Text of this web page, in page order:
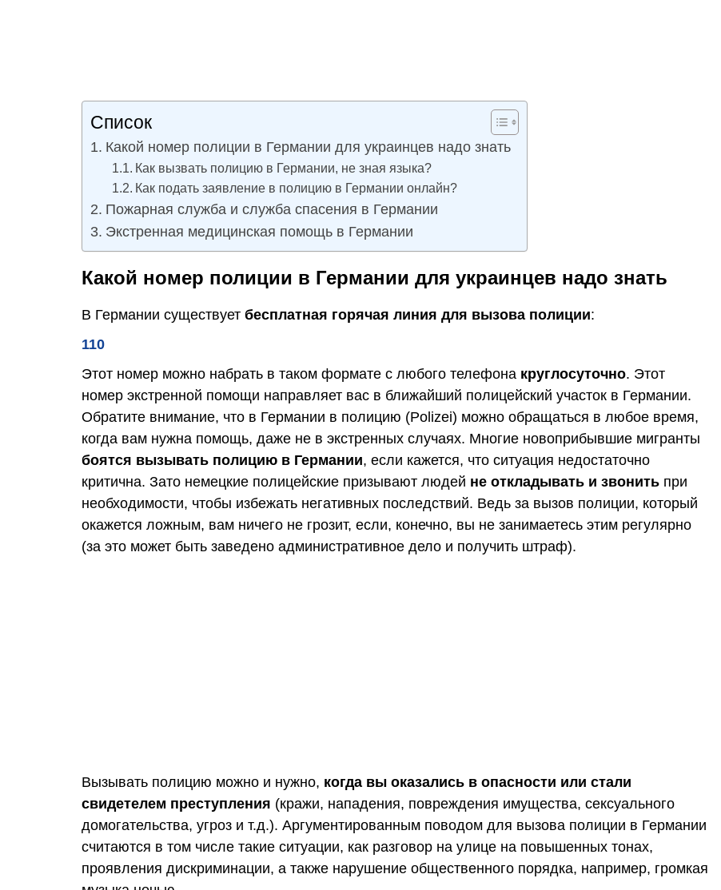
Список
Какой номер полиции в Германии для украинцев надо знать
Как вызвать полицию в Германии, не зная языка?
Как подать заявление в полицию в Германии онлайн?
Пожарная служба и служба спасения в Германии
Экстренная медицинская помощь в Германии
Какой номер полиции в Германии для украинцев надо знать
В Германии существует бесплатная горячая линия для вызова полиции:
110
Этот номер можно набрать в таком формате с любого телефона круглосуточно. Этот
номер экстренной помощи направляет вас в ближайший полицейский участок в Германии.
Обратите внимание, что в Германии в полицию (Polizei) можно обращаться в любое время,
когда вам нужна помощь, даже не в экстренных случаях. Многие новоприбывшие мигранты
боятся вызывать полицию в Германии, если кажется, что ситуация недостаточно
критична. Зато немецкие полицейские призывают людей не откладывать и звонить при
необходимости, чтобы избежать негативных последствий. Ведь за вызов полиции, который
окажется ложным, вам ничего не грозит, если, конечно, вы не занимаетесь этим регулярно
(за это может быть заведено административное дело и получить штраф).
Вызывать полицию можно и нужно, когда вы оказались в опасности или стали
свидетелем преступления (кражи, нападения, повреждения имущества, сексуального
домогательства, угроз и т.д.). Аргументированным поводом для вызова полиции в Германии
считаются в том числе такие ситуации, как разговор на улице на повышенных тонах,
проявления дискриминации, а также нарушение общественного порядка, например, громкая